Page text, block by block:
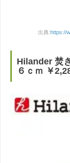
出典:https://
Hilander 焚
６ｃｍ ￥